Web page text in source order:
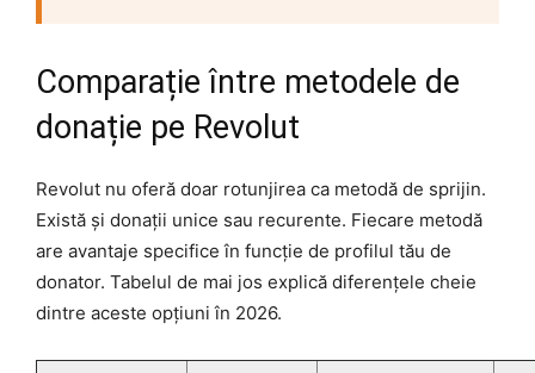
Comparație între metodele de
donație pe Revolut
Revolut nu oferă doar rotunjirea ca metodă de sprijin.
Există și donații unice sau recurente. Fiecare metodă
are avantaje specifice în funcție de profilul tău de
donator. Tabelul de mai jos explică diferențele cheie
dintre aceste opțiuni în 2026.